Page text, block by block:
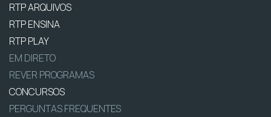
RTP ARQUIVOS
RTP ENSINA
RTP PLAY
EM DIRETO
REVER PROGRAMAS
CONCURSOS
PERGUNTAS FREQUENTES